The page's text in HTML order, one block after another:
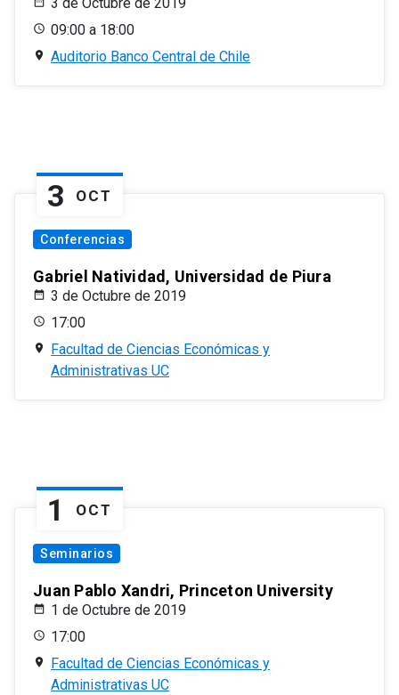
09:00 a 18:00
Auditorio Banco Central de Chile
3 OCT
Conferencias
Gabriel Natividad, Universidad de Piura
3 de Octubre de 2019
17:00
Facultad de Ciencias Económicas y
Administrativas UC
1 OCT
Seminarios
Juan Pablo Xandri, Princeton University
1 de Octubre de 2019
17:00
Facultad de Ciencias Económicas y
Administrativas UC